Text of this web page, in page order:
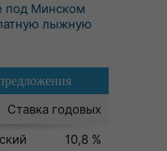
под Минском
лыжную
Ставка годовых
10,8 %